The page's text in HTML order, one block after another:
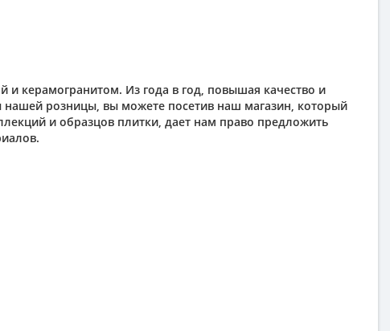
и керамогранитом. Из года в год, повышая качество и
розницы, вы можете посетив наш магазин, который
и образцов плитки, дает нам право предложить